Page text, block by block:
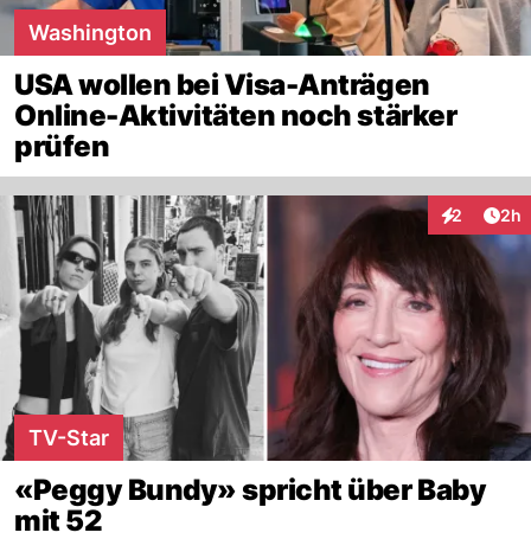
Washington
USA wollen bei Visa-Anträgen
Online-Aktivitäten noch stärker
prüfen
2 2h
TV-Star
«Peggy Bundy» spricht über Baby
mit 52